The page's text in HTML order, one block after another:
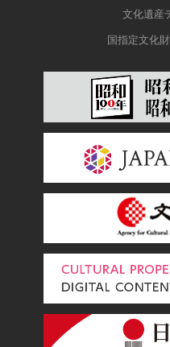
文化遺産
国指定文化